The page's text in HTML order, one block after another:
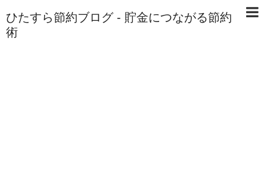
ひたすら節約ブログ - 貯金につながる節約
術